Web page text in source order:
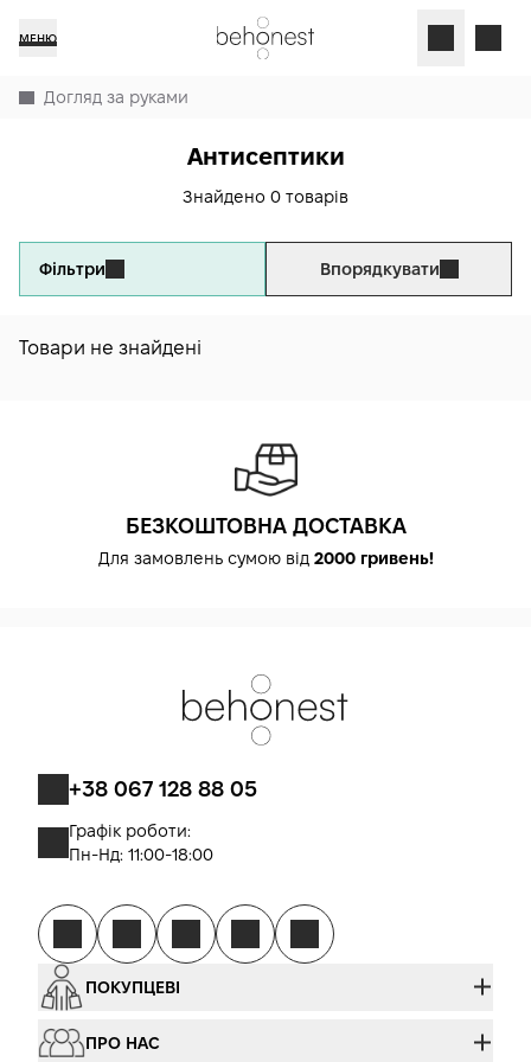
МЕНЮ
Догляд за руками
Антисептики
Знайдено 0 товарів
Фільтри Впорядкувати
Товари не знайдені
БЕЗКОШТОВНА ДОСТАВКА
Для замовлень сумою від 2000 гривень!
+38 067 128 88 05
Графік роботи:
Пн-Нд: 11:00-18:00
ПОКУПЦЕВІ
ПРО НАС